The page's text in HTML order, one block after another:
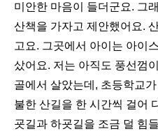
미안한 마음이 들더군요. 그
산책을 가자고 제안했어요.
고요. 그곳에서 아이는 아이
샀어요. 저는 아직도 풍선껌
골에서 살았는데 , 초등학교
불한 산길을 한 시간씩 걸어
굣길과 하굣길을 조금 덜 힘